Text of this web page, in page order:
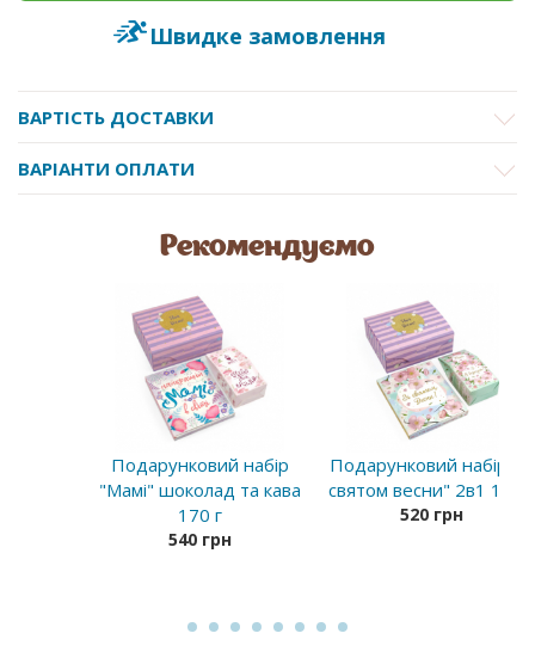
Швидке замовлення
ВАРТІСТЬ ДОСТАВКИ
ВАРІАНТИ ОПЛАТИ
Рекомендуємо
Подарунковий набір
"Мамі" шоколад та кава
170 г
540 грн
Подарунковий набір "Зі
святом весни" 2в1 150 г
520 грн